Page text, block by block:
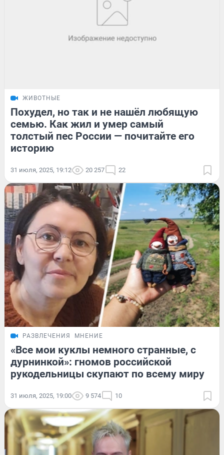
ЖИВОТНЫЕ
Похудел, но так и не нашёл любящую
семью. Как жил и умер самый
толстый пес России — почитайте его
историю
31 июля, 2025, 19:12 20 257 22
РАЗВЛЕЧЕНИЯ МНЕНИЕ
«Все мои куклы немного странные, с
дурнинкой»: гномов российской
рукодельницы скупают по всему миру
31 июля, 2025, 19:00 9 574 10